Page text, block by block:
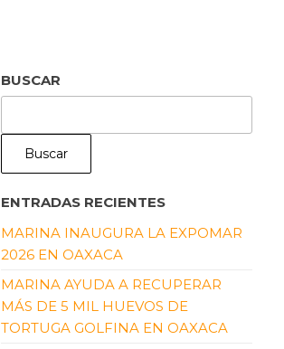
BUSCAR
Buscar
ENTRADAS RECIENTES
MARINA INAUGURA LA EXPOMAR
2026 EN OAXACA
MARINA AYUDA A RECUPERAR
MÁS DE 5 MIL HUEVOS DE
TORTUGA GOLFINA EN OAXACA